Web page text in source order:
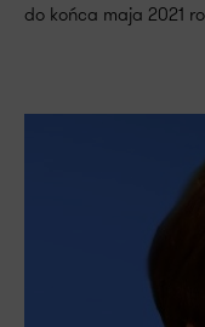
do końca maja 2021